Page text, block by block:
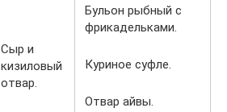
Сыр и
кизиловый
отвар.
Бульон рыбный с
фрикадельками.
Куриное суфле.
Отвар айвы.